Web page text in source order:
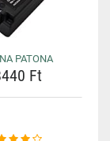
PATONA
Ft